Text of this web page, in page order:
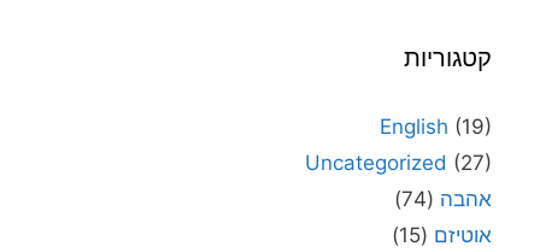
קטגוריות
English (19)
Uncategorized (27)
אהבה (74)
אוטיזם (15)